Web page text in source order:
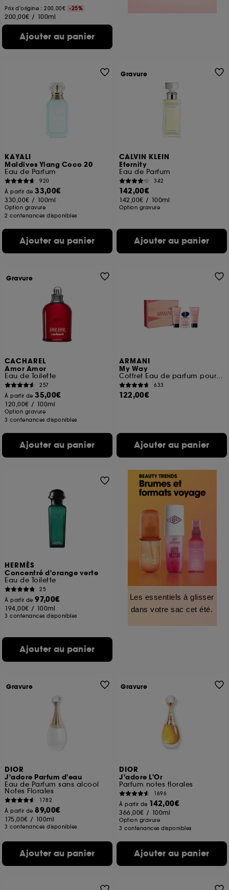
Prix d'origine : 200,00€ -25%
200,00€ / 100ml
Ajouter au panier
KAYALI
Maldives Ylang Coco 20
Eau de Parfum
920
À partir de33,00€
330,00€ / 100ml
Option gravure
2 contenances disponibles
Ajouter au panier
CALVIN KLEIN
Eternity
Eau de Parfum
342
142,00€
142,00€ / 100ml
Option gravure
Ajouter au panier
Gravure
CACHAREL
Amor Amor
Eau de Toilette
257
À partir de35,00€
120,00€ / 100ml
Option gravure
3 contenances disponibles
Ajouter au panier
Gravure
ARMANI
My Way
Coffret Eau de parfum pour femme
633
122,00€
Ajouter au panier
HERMÈS
Concentré d'orange verte
Eau de Toilette
25
À partir de97,00€
194,00€ / 100ml
3 contenances disponibles
Ajouter au panier
Les essentiels à glisser
dans votre sac cet été.
DIOR
J'adore Parfum d'eau
Eau de Parfum sans alcool
Notes Florales
1782
À partir de89,00€
175,00€ / 100ml
3 contenances disponibles
Ajouter au panier
Gravure
DIOR
J'adore L'Or
Parfum notes florales
1696
À partir de 142,00€
366,00€ / 100ml
Option gravure
3 contenances disponibles
Ajouter au panier
Gravure